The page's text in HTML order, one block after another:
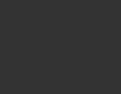
sikeresen
ez a könyv
kommunikacio-az-